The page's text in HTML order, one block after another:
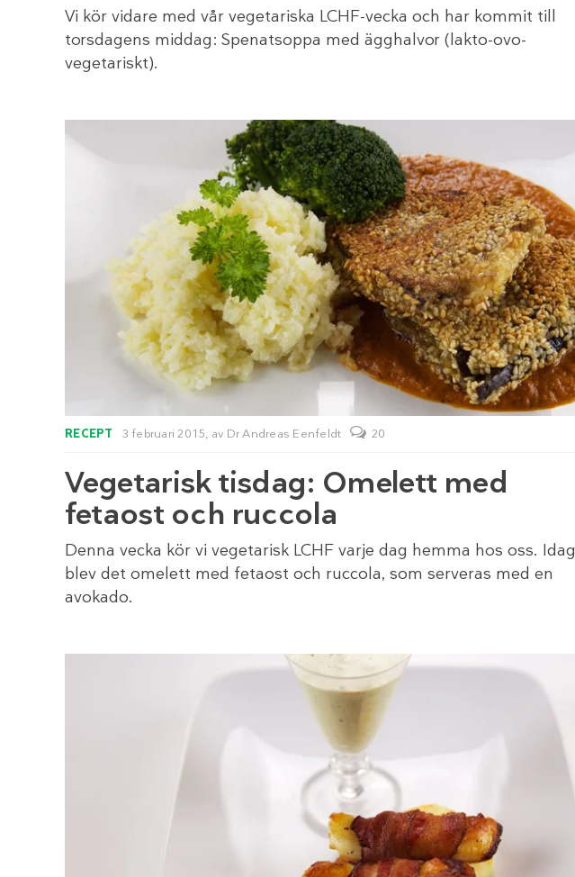
Vi kör vidare med vår vegetariska LCHF-vecka och har kommit till
torsdagens middag: Spenatsoppa med ägghalvor (lakto-ovo-
vegetariskt).
RECEPT 3 februari 2015, av Dr Andreas Eenfeldt 20
Vegetarisk tisdag: Omelett med
fetaost och ruccola
Denna vecka kör vi vegetarisk LCHF varje dag hemma hos oss. Idag
blev det omelett med fetaost och ruccola, som serveras med en
avokado.